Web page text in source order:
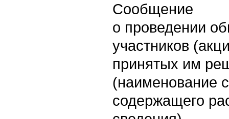
Сообщение
о проведении
участников
принятых им
(наименование
содержащего